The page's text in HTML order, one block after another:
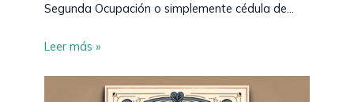
Segunda Ocupación o simplemente cédula de…
Leer más »